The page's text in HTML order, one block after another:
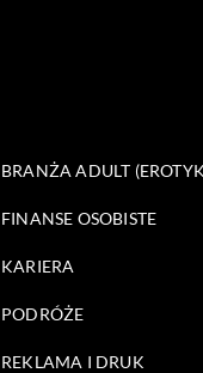
BRANŻA ADULT
FINANSE OSOBISTE
KARIERA
PODRÓŻE
REKLAMA I DRUK